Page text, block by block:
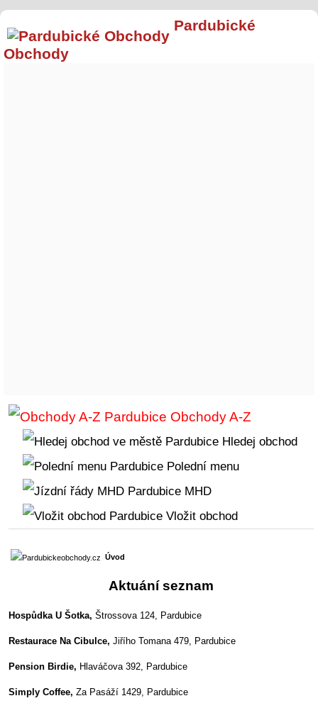
Pardubické
Obchody
Obchody A-Z
Hledej obchod
Polední menu
MHD
Vložit obchod
Úvod
Aktuání seznam
Hospůdka U Šotka,Štrossova 124, Pardubice
Restaurace Na Cibulce,Jiřího Tomana 479, Pardubice
Pension Birdie, Hlaváčova 392, Pardubice
Simply Coffee,Za Pasáží 1429, Pardubice